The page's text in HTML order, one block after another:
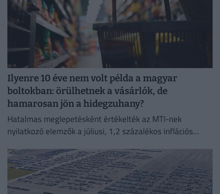
Ilyenre 10 éve nem volt példa a magyar
boltokban: örülhetnek a vásárlók, de
hamarosan jön a hidegzuhany?
Hatalmas meglepetésként értékelték az MTI-nek
nyilatkozó elemzők a júliusi, 1,2 százalékos inflációs